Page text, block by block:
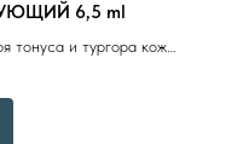
6,5 ml
и тургора кожи.